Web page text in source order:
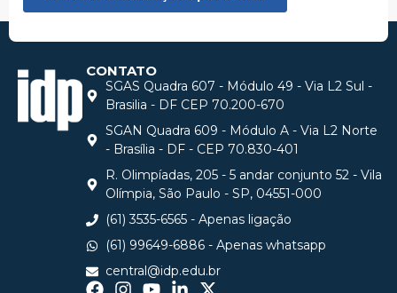
CONTATO
SGAS Quadra 607 - Módulo 49 - Via L2 Sul -
Brasilia - DF CEP 70.200-670
SGAN Quadra 609 - Módulo A - Via L2 Norte
- Brasília - DF - CEP 70.830-401
R. Olimpíadas, 205 - 5 andar conjunto 52 - Vila
Olímpia, São Paulo - SP, 04551-000
(61) 3535-6565 - Apenas ligação
(61) 99649-6886 - Apenas whatsapp
central@idp.edu.br